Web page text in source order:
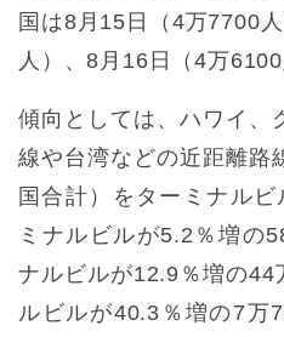
国は8月15日（4万7700
人）、8月16日（4万
傾向としては、ハワイ、
線や台湾などの近距離路
国合計）をターミナル
ミナルビルが5.2％増の
ナルビルが12.9％増の44
ルビルが40.3％増の7万